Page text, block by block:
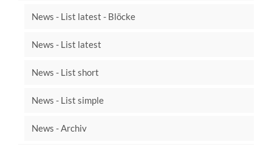
News - List latest - Blöcke
News - List latest
News - List short
News - List simple
News - Archiv